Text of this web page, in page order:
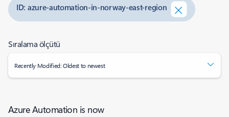
ID: azure-automation-in-norway-east-region
Sıralama ölçütü
Recently Modified: Oldest to newest
Azure Automation is now